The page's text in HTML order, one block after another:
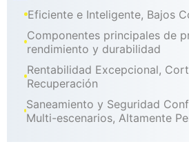
Eficiente e Inteligente, Bajos
Componentes principales de
rendimiento y durabilidad
Rentabilidad Excepcional,
Recuperación
Saneamiento y Seguridad
Multi-escenarios, Altamente